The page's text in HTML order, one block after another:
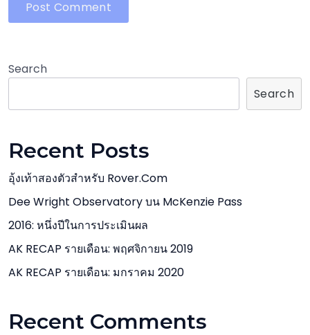
Search
Search
Recent Posts
อุ้งเท้าสองตัวสำหรับ Rover.com
Dee Wright Observatory บน McKenzie Pass
2016: หนึ่งปีในการประเมินผล
AK RECAP รายเดือน: พฤศจิกายน 2019
AK RECAP รายเดือน: มกราคม 2020
Recent Comments